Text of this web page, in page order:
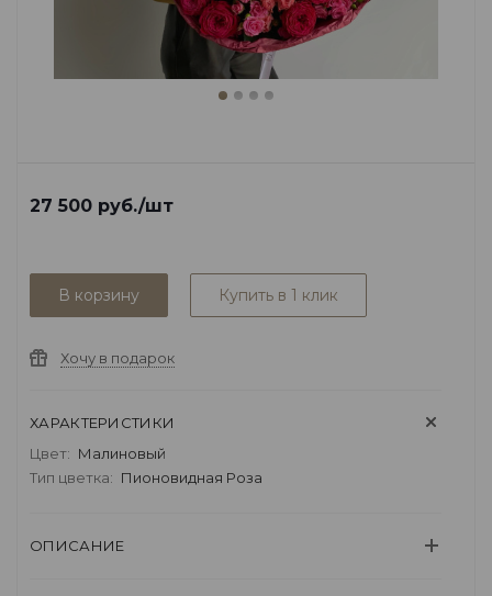
27 500 руб./шт
В корзину Купить в 1 клик
Хочу в подарок
ХАРАКТЕРИСТИКИ
Цвет: Малиновый
Тип цветка: Пионовидная Роза
ОПИСАНИЕ